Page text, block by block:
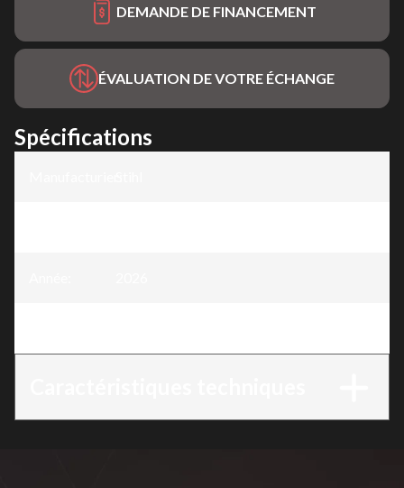
DEMANDE DE FINANCEMENT
ÉVALUATION DE VOTRE ÉCHANGE
Spécifications